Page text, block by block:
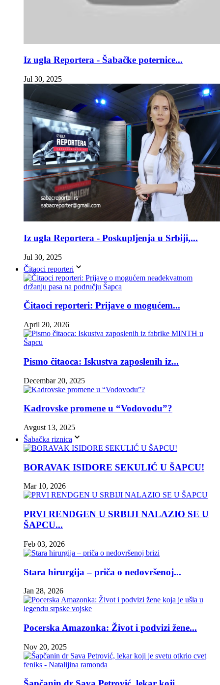
Iz ugla Reportera - Šabačke poternice...
Jul 30, 2025
Iz ugla Reportera - Poskupljenja u Srbiji,...
Jul 30, 2025
Čitaoci reporteri
Čitaoci reporteri: Prijave o mogućem...
April 20, 2026
Pismo čitaoca: Iskustva zaposlenih iz...
Decembar 20, 2025
Kadrovske promene u “Vodovodu”?
Avgust 13, 2025
Šabačka riznica
BORAVAK ISIDORE SEKULIĆ U ŠAPCU!
Mar 10, 2026
PRVI RENDGEN U SRBIJI NALAZIO SE U
ŠAPCU...
Feb 03, 2026
Stara hirurgija – priča o nedovršenoj...
Jan 28, 2026
Pocerska Amazonka: Život i podvizi žene...
Nov 20, 2025